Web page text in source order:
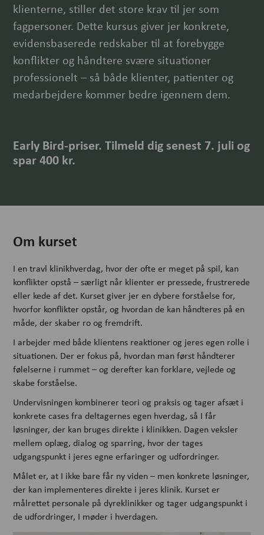
klienterne, stiller det store krav til jer som
fagpersoner. Dette kursus giver jer konkrete,
evidensbaserede redskaber til at forebygge
konflikter og håndtere svære situationer
professionelt – så både klienter, patienter og
medarbejdere kommer bedre igennem dem.
Early Bird-priser. Tilmeld dig senest 7. juli og
spar 400 kr.
Om kurset
I en travl klinikhverdag, hvor der ofte er meget på spil, kan
konflikter opstå – særligt når klienter er pressede, frustrerede
eller kede af det. Kurset giver jer en dybere forståelse for,
hvorfor konflikter opstår, og hvordan de kan håndteres på en
måde, der skaber ro og fremdrift.
I arbejder med både klientens reaktioner og jeres egen rolle i
situationen. Der er fokus på, hvordan man først håndterer
følelserne i rummet – og derefter kan forklare, vejlede og
skabe forståelse.
Undervisningen kombinerer teori og praksis og tager afsæt i
konkrete cases fra deltagernes egen hverdag, så I får
løsninger, der kan bruges direkte i klinikken. Dagen veksler
mellem oplæg, dialog og sparring, hvor der tages
udgangspunkt i jeres egne erfaringer og udfordringer.
Målet er, at I ikke bare får ny viden – men konkrete løsninger,
der kan implementeres direkte i jeres klinik. Kurset er
målrettet personale på dyreklinikker og tager udgangspunkt i
de udfordringer, I møder i hverdagen.